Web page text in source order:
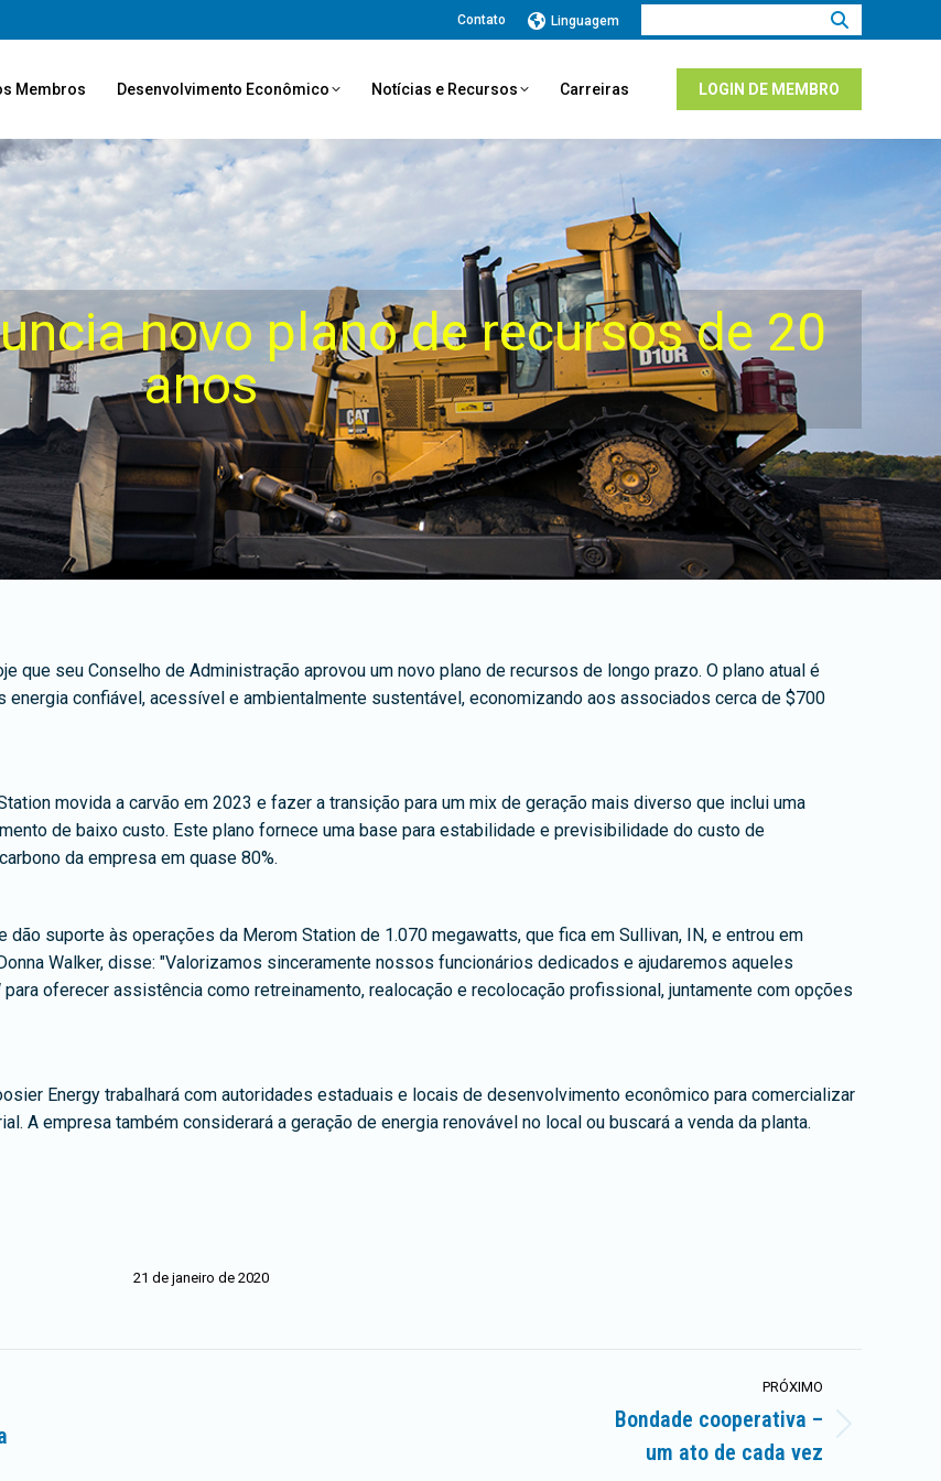
Contato Linguagem
Membros Desenvolvimento Econômico Notícias e Recursos Carreiras LOGIN DE MEMBRO
novo plano de recursos de 20
anos
que seu Conselho de Administração aprovou um novo plano de recursos de longo prazo. O plano atual é
confiável, acessível e ambientalmente sustentável, economizando aos associados cerca de $700
movida a carvão em 2023 e fazer a transição para um mix de geração mais diverso que inclui uma
de baixo custo. Este plano fornece uma base para estabilidade e previsibilidade do custo de
da empresa em quase 80%.
suporte às operações da Merom Station de 1.070 megawatts, que fica em Sullivan, IN, e entrou em
Walker, disse: "Valorizamos sinceramente nossos funcionários dedicados e ajudaremos aqueles
oferecer assistência como retreinamento, realocação e recolocação profissional, juntamente com opções
Energy trabalhará com autoridades estaduais e locais de desenvolvimento econômico para comercializar
A empresa também considerará a geração de energia renovável no local ou buscará a venda da planta.
21 de janeiro de 2020
PRÓXIMO
Bondade cooperativa –
um ato de cada vez